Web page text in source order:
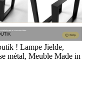
! Lampe Jielde,
métal, Meuble Made in